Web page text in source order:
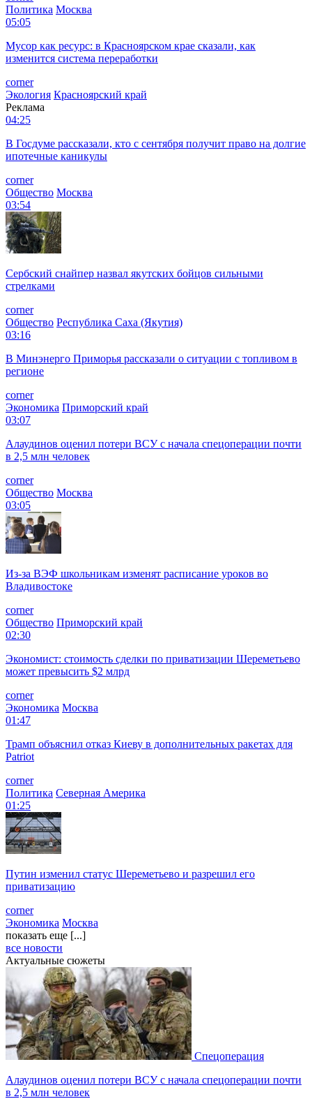
Политика Москва
05:05
Мусор как ресурс: в Красноярском крае сказали, как
изменится система переработки
corner
Экология Красноярский край
Реклама
04:25
В Госдуме рассказали, кто с сентября получит право на долгие
ипотечные каникулы
corner
Общество Москва
03:54
Сербский снайпер назвал якутских бойцов сильными
стрелками
corner
Общество Республика Саха (Якутия)
03:16
В Минэнерго Приморья рассказали о ситуации с топливом в
регионе
corner
Экономика Приморский край
03:07
Алаудинов оценил потери ВСУ с начала спецоперации почти
в 2,5 млн человек
corner
Общество Москва
03:05
Из-за ВЭФ школьникам изменят расписание уроков во
Владивостоке
corner
Общество Приморский край
02:30
Экономист: стоимость сделки по приватизации Шереметьево
может превысить $2 млрд
corner
Экономика Москва
01:47
Трамп объяснил отказ Киеву в дополнительных ракетах для
Patriot
corner
Политика Северная Америка
01:25
Путин изменил статус Шереметьево и разрешил его
приватизацию
corner
Экономика Москва
показать еще [...]
все новости
Актуальные сюжеты
Спецоперация
Алаудинов оценил потери ВСУ с начала спецоперации почти
в 2,5 млн человек